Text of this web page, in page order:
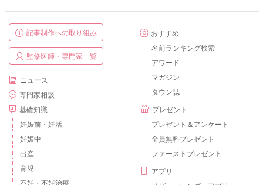
記事制作への取り組み
監修医師・専門家一覧
ニュース
専門家相談
基礎知識
妊娠前・妊活
妊娠中
出産
育児
不妊・不妊治療
おすすめ
名前ランキング検索
アワード
マガジン
タウン誌
プレゼント
プレゼント＆アンケート
全員無料プレゼント
ファーストプレゼント
アプリ